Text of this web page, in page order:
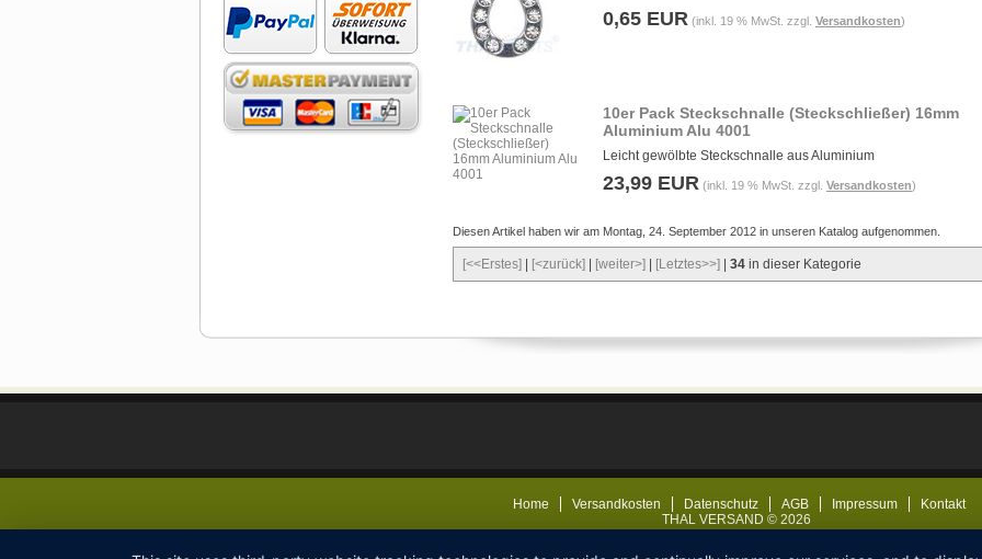
0,65 EUR (inkl. 19 % MwSt. zzgl. Versandkosten)
10er Pack Steckschnalle (Steckschließer) 16mm
Aluminium Alu 4001
Leicht gewölbte Steckschnalle aus Aluminium
23,99 EUR (inkl. 19 % MwSt. zzgl. Versandkosten)
Diesen Artikel haben wir am Montag, 24. September 2012 in unseren Katalog aufgenommen.
[<<Erstes] [<zurück] [weiter>] [Letztes>>] 34 in dieser Kategorie
Home Versandkosten Datenschutz AGB Impressum
Kontakt
THAL VERSAND © 2026